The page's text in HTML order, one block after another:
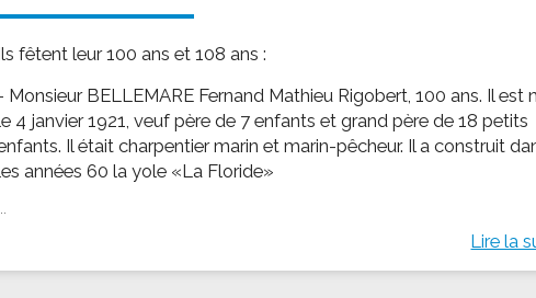
fêtent leur 100 ans et 108 ans :
Monsieur BELLEMARE Fernand Mathieu Rigobert, 100 ans. Il est
4 janvier 1921, veuf père de 7 enfants et grand père de 18 petits
Il était charpentier marin et marin-pêcheur. Il a construit
années 60 la yole «La Floride»
Lire la